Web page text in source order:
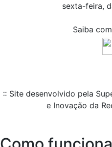
sexta-feira,
Saiba
:: Site desenvolvido pela
e Inovação da